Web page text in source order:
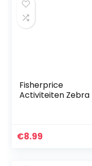
Fisherprice
Activiteiten Zebra
€8.99